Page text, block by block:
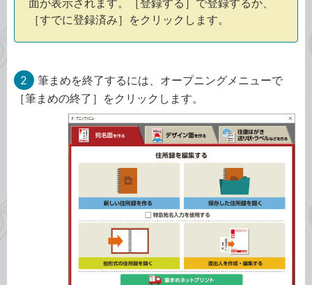
［すでに登録済み］をクリックします。
2
筆まめを終了するには、オープニングメニューで
［筆まめの終了］をクリックします。